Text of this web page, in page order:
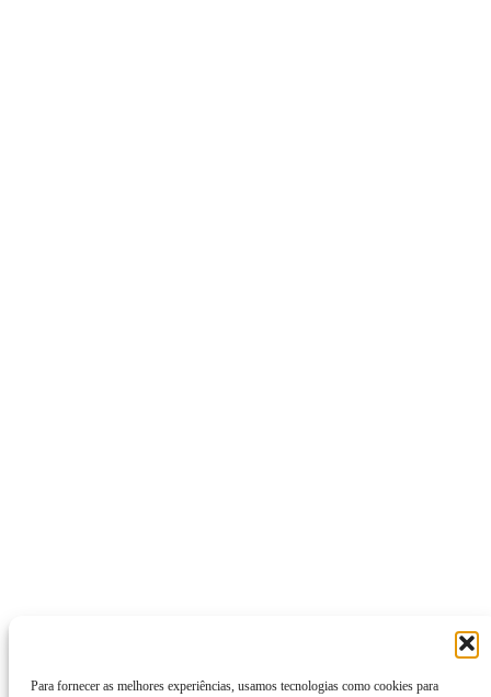
Para fornecer as melhores experiências, usamos tecnologias como cookies para